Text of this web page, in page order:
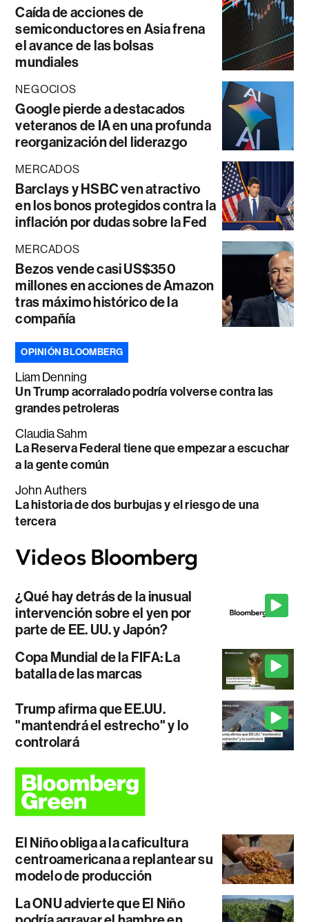
Caída de acciones de
semiconductores en Asia frena
el avance de las bolsas
mundiales
NEGOCIOS
Google pierde a destacados
veteranos de IA en una profunda
reorganización del liderazgo
MERCADOS
Barclays y HSBC ven atractivo
en los bonos protegidos contra la
inflación por dudas sobre la Fed
MERCADOS
Bezos vende casi US$350
millones en acciones de Amazon
tras máximo histórico de la
compañía
OPINIÓN BLOOMBERG
Liam Denning
Un Trump acorralado podría volverse contra las
grandes petroleras
Claudia Sahm
La Reserva Federal tiene que empezar a escuchar
a la gente común
John Authers
La historia de dos burbujas y el riesgo de una
tercera
¿Qué hay detrás de la inusual
intervención sobre el yen por
parte de EE. UU. y Japón?
Copa Mundial de la FIFA: La
batalla de las marcas
Trump afirma que EE.UU.
"mantendrá el estrecho" y lo
controlará
El Niño obliga a la caficultura
centroamericana a replantear su
modelo de producción
La ONU advierte que El Niño